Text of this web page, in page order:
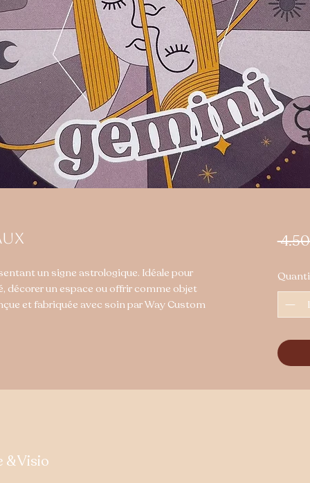
un signe astrologique. Idéale pour
décorer un espace ou offrir comme objet
et fabriquée avec soin par Way Custom
4.50
& Visio